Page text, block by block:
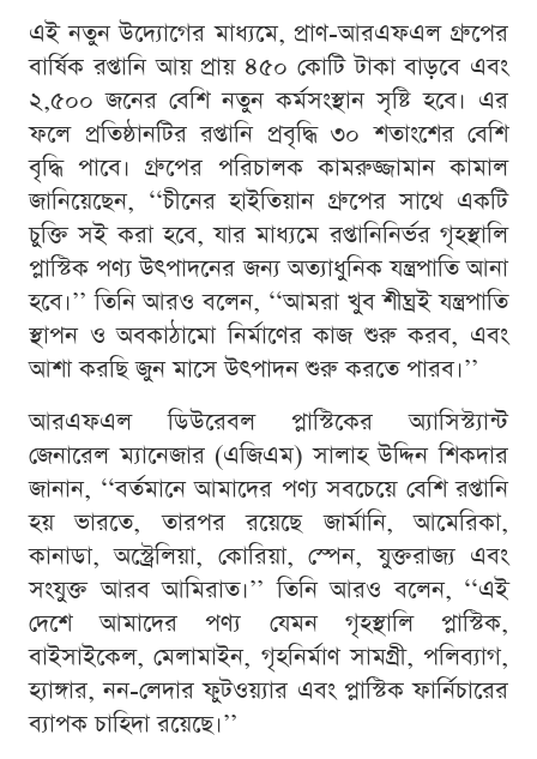
এই নতুন উদ্যোগের মাধ্যমে, প্রাণ-আরএফএল গ্রুপের
বার্ষিক রপ্তানি আয় প্রায় ৪৫০ কোটি টাকা বাড়বে এবং
২,৫০০ জনের বেশি নতুন কর্মসংস্থান সৃষ্টি হবে। এর
ফলে প্রতিষ্ঠানটির রপ্তানি প্রবৃদ্ধি ৩০ শতাংশের বেশি
বৃদ্ধি পাবে। গ্রুপের পরিচালক কামরুজ্জামান কামাল
জানিয়েছেন, ‘‘চীনের হাইতিয়ান গ্রুপের সাথে একটি
চুক্তি সই করা হবে, যার মাধ্যমে রপ্তানিনির্ভর গৃহস্থালি
প্লাস্টিক পণ্য উৎপাদনের জন্য অত্যাধুনিক যন্ত্রপাতি আনা
হবে।’’ তিনি আরও বলেন, ‘‘আমরা খুব শীঘ্রই যন্ত্রপাতি
স্থাপন ও অবকাঠামো নির্মাণের কাজ শুরু করব, এবং
আশা করছি জুন মাসে উৎপাদন শুরু করতে পারব।’’
আরএফএল ডিউরেবল প্লাস্টিকের অ্যাসিস্ট্যান্ট
জেনারেল ম্যানেজার (এজিএম) সালাহ উদ্দিন শিকদার
জানান, ‘‘বর্তমানে আমাদের পণ্য সবচেয়ে বেশি রপ্তানি
হয় ভারতে, তারপর রয়েছে জার্মানি, আমেরিকা,
কানাডা, অস্ট্রেলিয়া, কোরিয়া, স্পেন, যুক্তরাজ্য এবং
সংযুক্ত আরব আমিরাত।’’ তিনি আরও বলেন, ‘‘এই
দেশে আমাদের পণ্য যেমন গৃহস্থালি প্লাস্টিক,
বাইসাইকেল, মেলামাইন, গৃহনির্মাণ সামগ্রী, পলিব্যাগ,
হ্যাঙ্গার, নন-লেদার ফুটওয়্যার এবং প্লাস্টিক ফার্নিচারের
ব্যাপক চাহিদা রয়েছে।’’